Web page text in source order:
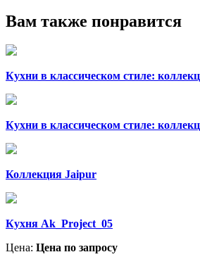
Вам также понравится
Кухни в классическом стиле:
Кухни в классическом стиле:
Коллекция Jaipur
Кухня Ak_Project_05
Цена: Цена по запросу